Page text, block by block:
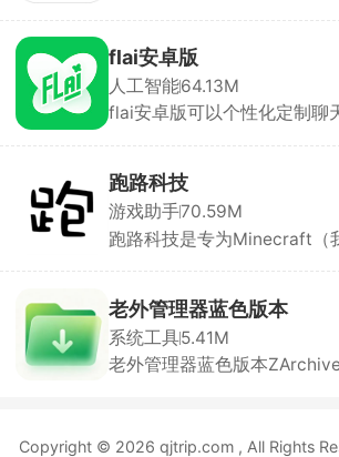
风格就能生成全屋效果图，还
家具、改颜色。看到好看的家
上传就能找同款、直接用到自
里。也有很多装修案例能直
flai安卓版
人工智能64.13M
flai安卓版可以个性化定制聊
丰富模板库，快速生成专属虚
除了私人定制，软件也提供已
的角色，支持按热度、更新时
类型等维度筛选，也能通过
跑路科技
游戏助手70.59M
跑路科技是专为Minecraft（
板，秒建复杂结构。支持自定
入、外观更换、材质预览。还
间、天气、难度、玩家属性（
饥饿值等）。
老外管理器蓝色版本
系统工具5.41M
老外管理器蓝色版本
压各种格式的文件文档，有
Copyright © 2026 qjtrip.com , All Rights